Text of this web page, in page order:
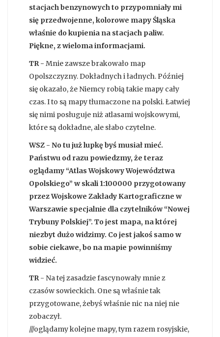
stacjach benzynowych to przypomniały mi
się przedwojenne, kolorowe mapy Śląska
właśnie do kupienia na stacjach paliw.
Piękne, z wieloma informacjami.
TR - Mnie zawsze brakowało map
Opolszczyzny. Dokładnych i ładnych. Później
się okazało, że Niemcy robią takie mapy cały
czas. I to są mapy tłumaczone na polski. Łatwiej
się nimi posługuje niż atlasami wojskowymi,
które są dokładne, ale słabo czytelne.
WSZ - No tu już lupkę byś musiał mieć.
Państwu od razu powiedzmy, że teraz
oglądamy “Atlas Wojskowy Województwa
Opolskiego” w skali 1:100000 przygotowany
przez Wojskowe Zakłady Kartograficzne w
Warszawie specjalnie dla czytelników “Nowej
Trybuny Polskiej”. To jest mapa, na której
niezbyt dużo widzimy. Co jest jakoś samo w
sobie ciekawe, bo na mapie powinniśmy
widzieć.
TR- Na tej zasadzie fascynowały mnie z
czasów sowieckich. One są właśnie tak
przygotowane, żebyś właśnie nic na niej nie
zobaczył.
///oglądamy kolejne mapy, tym razem rosyjskie,